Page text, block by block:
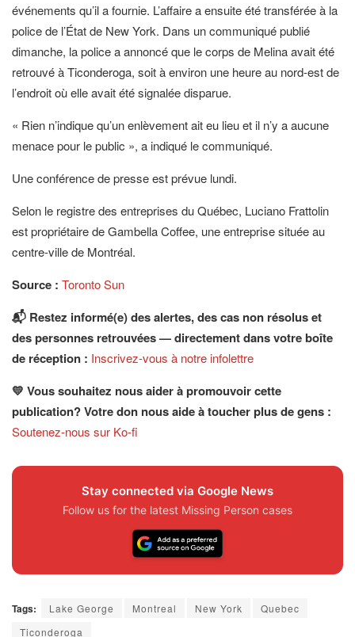
événements qu’il a fournie. L’affaire a ensuite été transférée à la
police de l’État de New York. Dans un communiqué publié
dimanche, la police a annoncé que le corps de Melina avait été
retrouvé à Ticonderoga, soit à environ une heure au nord-est de
l’endroit où elle avait été signalée disparue.
« Rien n’indique qu’un enlèvement ait eu lieu et il n’y a aucune
menace pour le public », a indiqué le communiqué.
Une conférence de presse est prévue lundi.
Selon le registre des entreprises du Québec, Luciano Frattolin
est propriétaire de Gambella Coffee, une entreprise située au
centre-ville de Montréal.
Source : Toronto Sun
📬 Restez informé(e) des alertes, des cas non résolus et
des personnes retrouvées — directement dans votre boîte
de réception : Inscrivez-vous à notre infolettre
💛 Vous souhaitez nous aider à promouvoir cette
publication? Votre don nous aide à toucher plus de gens :
Soutenez-nous sur Ko-fi
Stay connected via Google News
Follow us for the latest Missing Person cases
Tags: Lake George Montreal New York
Quebec
Ticonderoga